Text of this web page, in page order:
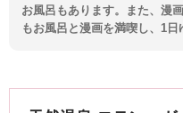
お風呂もあります。また、漫
もお風呂と漫画を満喫し、1日